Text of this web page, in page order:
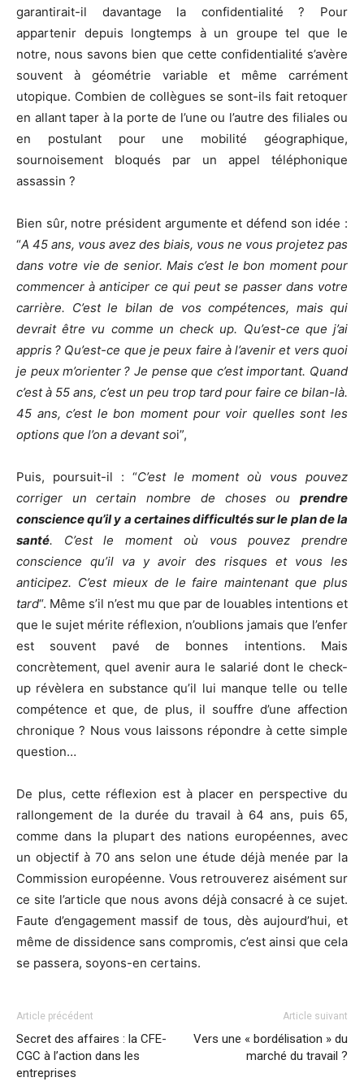
garantirait-il davantage la confidentialité ? Pour
appartenir depuis longtemps à un groupe tel que le
notre, nous savons bien que cette confidentialité s’avère
souvent à géométrie variable et même carrément
utopique. Combien de collègues se sont-ils fait retoquer
en allant taper à la porte de l’une ou l’autre des filiales ou
en postulant pour une mobilité géographique,
sournoisement bloqués par un appel téléphonique
assassin ?
Bien sûr, notre président argumente et défend son idée :
“A 45 ans, vous avez des biais, vous ne vous projetez pas
dans votre vie de senior. Mais c’est le bon moment pour
commencer à anticiper ce qui peut se passer dans votre
carrière. C’est le bilan de vos compétences, mais qui
devrait être vu comme un check up. Qu’est-ce que j’ai
appris ? Qu’est-ce que je peux faire à l’avenir et vers quoi
je peux m’orienter ? Je pense que c’est important. Quand
c’est à 55 ans, c’est un peu trop tard pour faire ce bilan-là.
45 ans, c’est le bon moment pour voir quelles sont les
options que l’on a devant soi”,
Puis, poursuit-il : “C’est le moment où vous pouvez
corriger un certain nombre de choses ou prendre
conscience qu’il y a certaines difficultés sur le plan de la
santé. C’est le moment où vous pouvez prendre
conscience qu’il va y avoir des risques et vous les
anticipez. C’est mieux de le faire maintenant que plus
tard“. Même s’il n’est mu que par de louables intentions et
que le sujet mérite réflexion, n’oublions jamais que l’enfer
est souvent pavé de bonnes intentions. Mais
concrètement, quel avenir aura le salarié dont le check-
up révèlera en substance qu’il lui manque telle ou telle
compétence et que, de plus, il souffre d’une affection
chronique ? Nous vous laissons répondre à cette simple
question…
De plus, cette réflexion est à placer en perspective du
rallongement de la durée du travail à 64 ans, puis 65,
comme dans la plupart des nations européennes, avec
un objectif à 70 ans selon une étude déjà menée par la
Commission européenne. Vous retrouverez aisément sur
ce site l’article que nous avons déjà consacré à ce sujet.
Faute d’engagement massif de tous, dès aujourd’hui, et
même de dissidence sans compromis, c’est ainsi que cela
se passera, soyons-en certains.
Article précédent
Secret des affaires : la CFE-
CGC à l’action dans les
entreprises
Article suivant
Vers une « bordélisation » du
marché du travail ?